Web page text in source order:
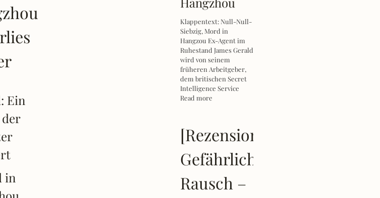
Ein
Klappentext: Null-Null-
Siebzig, Mord in
Hangzou Ex-Agent im
Ruhestand James Gerald
wird von seinem
früheren Arbeitgeber,
dem britischen Secret
Intelligence Service
Read more
[Rezension]
Gefährlicher
Rausch –